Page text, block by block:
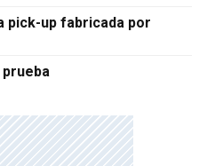
pick-up fabricada por